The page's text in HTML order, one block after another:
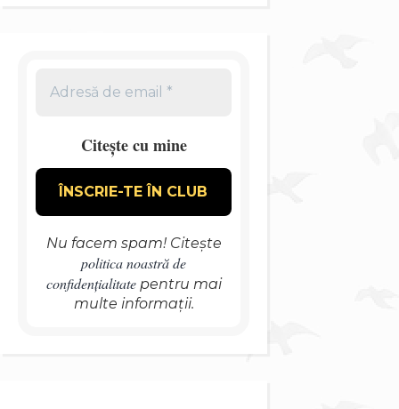
Citește cu mine
Nu facem spam! Citește
politica noastră de
confidențialitatepentru mai
multe informații.